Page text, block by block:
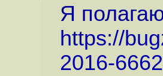
Я
https://
2016-6662